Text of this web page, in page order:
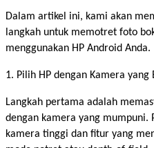
Dalam artikel ini, kami akan
langkah untuk memotret foto
menggunakan HP Android Anda.
1. Pilih HP dengan Kamera yang
Langkah pertama adalah
dengan kamera yang mumpuni.
kamera tinggi dan fitur yang